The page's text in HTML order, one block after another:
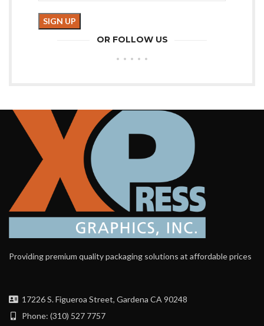
OR FOLLOW US
Providing premium quality packaging solutions at affordable prices
17226 S. Figueroa Street, Gardena CA 90248
Phone: (310) 527 7757